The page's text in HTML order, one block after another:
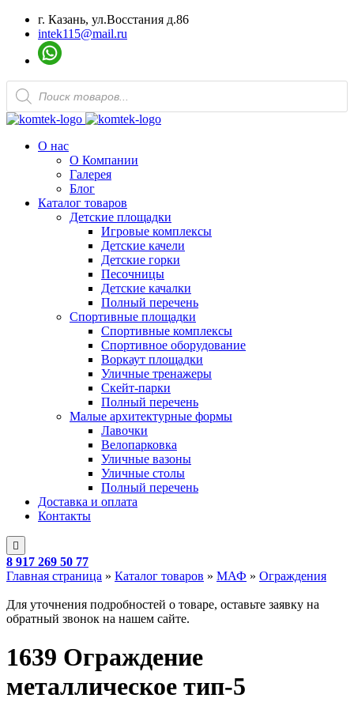
г. Казань, ул.Восстания д.86
intek115@mail.ru
Поиск
товаров
О нас
О Компании
Галерея
Блог
Каталог товаров
Детские площадки
Игровые комплексы
Детские качели
Детские горки
Песочницы
Детские качалки
Полный перечень
Спортивные площадки
Спортивные комплексы
Спортивное оборудование
Воркаут площадки
Уличные тренажеры
Скейт-парки
Полный перечень
Малые архитектурные формы
Лавочки
Велопарковка
Уличные вазоны
Уличные столы
Полный перечень
Доставка и оплата
Контакты
8 917 269 50 77
Главная страница » Каталог товаров » МАФ » Ограждения
Для уточнения подробностей о товаре, оставьте заявку на
обратный звонок на нашем сайте.
1639 Ограждение
металлическое тип-5